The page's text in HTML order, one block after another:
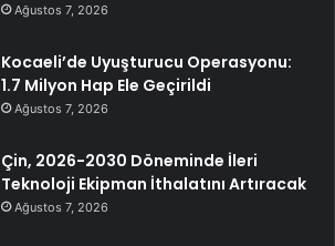
Ağustos 7, 2026
Kocaeli’de Uyuşturucu Operasyonu:
1.7 Milyon Hap Ele Geçirildi
Ağustos 7, 2026
Çin, 2026-2030 Döneminde İleri
Teknoloji Ekipman İthalatını Artıracak
Ağustos 7, 2026